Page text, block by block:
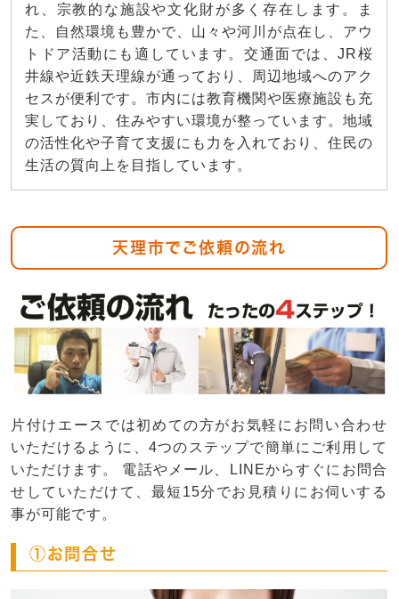
れ、宗教的な施設や文化財が多く存在します。ま
た、自然環境も豊かで、山々や河川が点在し、アウ
トドア活動にも適しています。交通面では、JR桜
井線や近鉄天理線が通っており、周辺地域へのアク
セスが便利です。市内には教育機関や医療施設も充
実しており、住みやすい環境が整っています。地域
の活性化や子育て支援にも力を入れており、住民の
生活の質向上を目指しています。
天理市でご依頼の流れ
片付けエースでは初めての方がお気軽にお問い合わせ
いただけるように、4つのステップで簡単にご利用して
いただけます。 電話やメール、LINEからすぐにお問合
せしていただけて、最短15分でお見積りにお伺いする
事が可能です。
①お問合せ